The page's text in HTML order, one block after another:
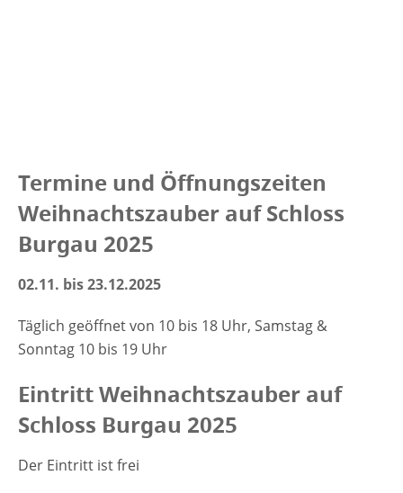
Termine und Öffnungszeiten
Weihnachtszauber auf Schloss
Burgau 2025
02.11. bis 23.12.2025
Täglich geöffnet von 10 bis 18 Uhr, Samstag &
Sonntag 10 bis 19 Uhr
Eintritt Weihnachtszauber auf
Schloss Burgau 2025
Der Eintritt ist frei